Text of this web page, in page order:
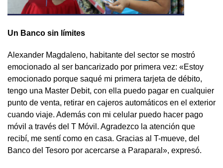
Un Banco sin límites
Alexander Magdaleno, habitante del sector se mostró
emocionado al ser bancarizado por primera vez: «Estoy
emocionado porque saqué mi primera tarjeta de débito,
tengo una Master Debit, con ella puedo pagar en cualquier
punto de venta, retirar en cajeros automáticos en el exterior
cuando viaje. Además con mi celular puedo hacer pago
móvil a través del T Móvil. Agradezco la atención que
recibí, me sentí como en casa. Gracias al T-mueve, del
Banco del Tesoro por acercarse a Paraparal», expresó.